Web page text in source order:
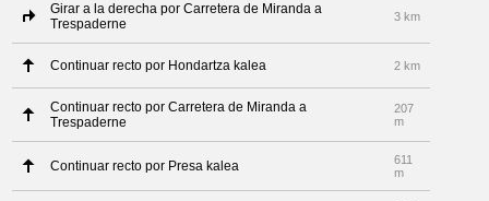
Girar a la derecha por Carretera de Miranda a
Trespaderne
3 km
Continuar recto por Hondartza kalea 2 km
Continuar recto por Carretera de Miranda a
Trespaderne
207
m
Continuar recto por Presa kalea
611
m